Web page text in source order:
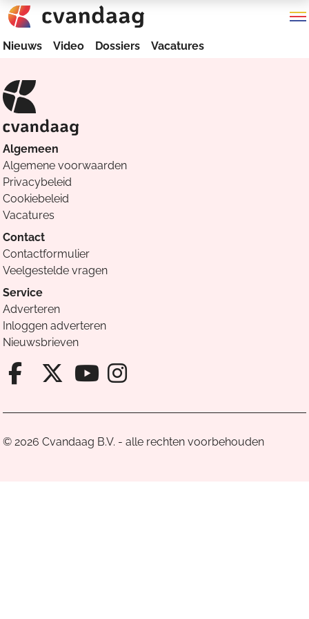
Nieuws Video Dossiers Vacatures
Algemeen
Algemene voorwaarden
Privacybeleid
Cookiebeleid
Vacatures
Contact
Contactformulier
Veelgestelde vragen
Service
Adverteren
Inloggen adverteren
Nieuwsbrieven
Facebook van Cvandaag
X van Cvandaag
Instagram van
© 2026 Cvandaag B.V. - alle rechten voorbehouden